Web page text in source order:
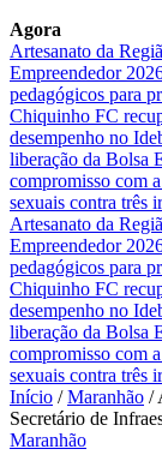
Agora
Artesanato da
Empreendedor
pedagógicos para
Chiquinho FC
desempenho no
liberação da Bolsa
compromisso com
sexuais contra três
Artesanato da
Empreendedor
pedagógicos para
Chiquinho FC
desempenho no
liberação da Bolsa
compromisso com
sexuais contra três
Início / Maranhão /
Secretário de
Maranhão